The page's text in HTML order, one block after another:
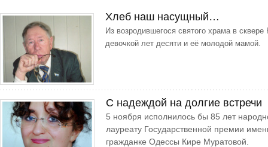
Хлеб наш насущный…
Из возродившегося святого храма в
девочкой лет десяти и её молодой мамой.
С надеждой на долгие встречи
5 ноября исполнилось бы 85 лет
лауреату Государственной премии
гражданке Одессы Кире Муратовой.